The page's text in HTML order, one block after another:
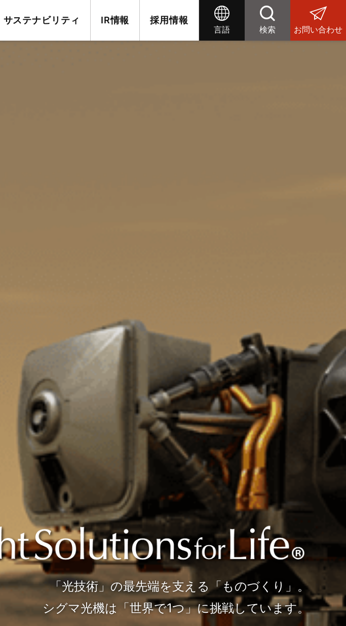
サステナビリティ IR情報 採用情報
言語 検索 お問い合わせ
「光技術」の最先端を支える「ものづくり」。
シグマ光機は「世界で1つ」に挑戦しています。
研究開発から生産設備まで、
シグマ光機は「光」で解決する企業です。
。